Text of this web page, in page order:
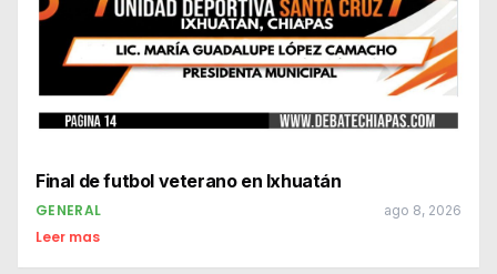
Final de futbol veterano en Ixhuatán
GENERAL ago 8, 2026
Leer mas